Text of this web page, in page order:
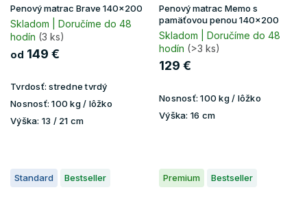
Penový matrac Brave 140x200
Skladom | Doručíme do 48
hodín (3 ks)
od 149 €
Tvrdosť: stredne tvrdý
Nosnosť: 100 kg / lôžko
Výška: 13 / 21 cm
Penový matrac Memo s
pamäťovou penou 140x200
Skladom | Doručíme do 48
hodín (>3 ks)
129 €
Nosnosť: 100 kg / lôžko
Výška: 16 cm
Standard Bestseller Premium Bestseller